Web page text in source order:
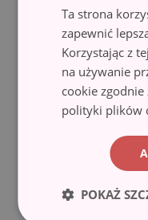
Panel do kuchni
Ta strona
zapewnić
Korzystając z
na używanie
cookie
polityki plików
POKAŻ